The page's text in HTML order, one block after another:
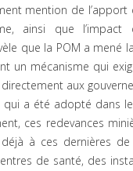
mention de
ainsi que
que la POM a mené
un mécanisme qui
aux
a été adopté dans
ces redevances
à ces dernières de
de santé, des